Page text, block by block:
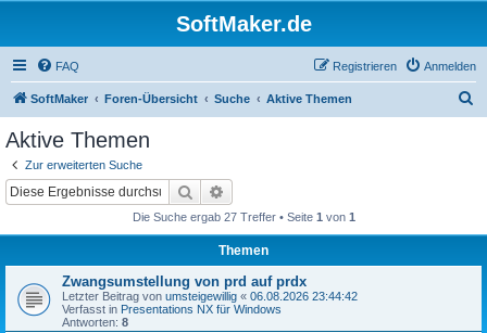
SoftMaker.de
FAQ Anmelden
Registrieren
SoftMaker Foren-Übersicht Suche Aktive Themen
Aktive Themen
Zur erweiterten Suche
Suche
Die Suche ergab 27 Treffer • Seite 1 von 1
Themen
Zwangsumstellung von prd auf prdx
Letzter Beitrag von umsteigewillig « 06.08.2026 23:44:42
Verfasst in Presentations NX für Windows
Antworten: 8